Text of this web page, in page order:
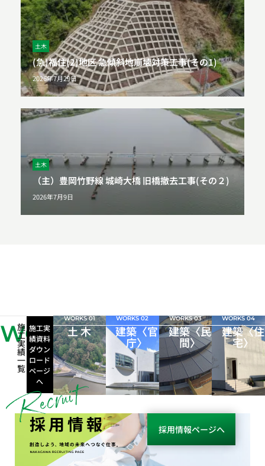
土木
(急)福住(2)地区 急傾斜地崩壊対策工事(その1)
2026年7月29日
土木
（主）豊岡竹野線 城崎大橋 旧橋撤去工事(その２)
2026年7月9日
WORKS
施
工
実
績
一
覧
施工実
績資料
ダウン
ロード
ページ
へ
WORKS 01
土 木
WORKS 02
建築〈官
庁〉
WORKS 03
建築〈民
間〉
WORKS 04
建築〈住
宅〉
採用情報 採用情報ページへ